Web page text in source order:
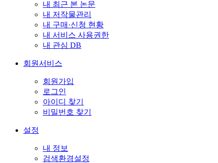
내 최근 본 논문
내 저작물관리
내 구매·신청 현황
내 서비스 사용권한
내 관심 DB
회원서비스
회원가입
로그인
아이디 찾기
비밀번호 찾기
설정
내 정보
검색환경설정